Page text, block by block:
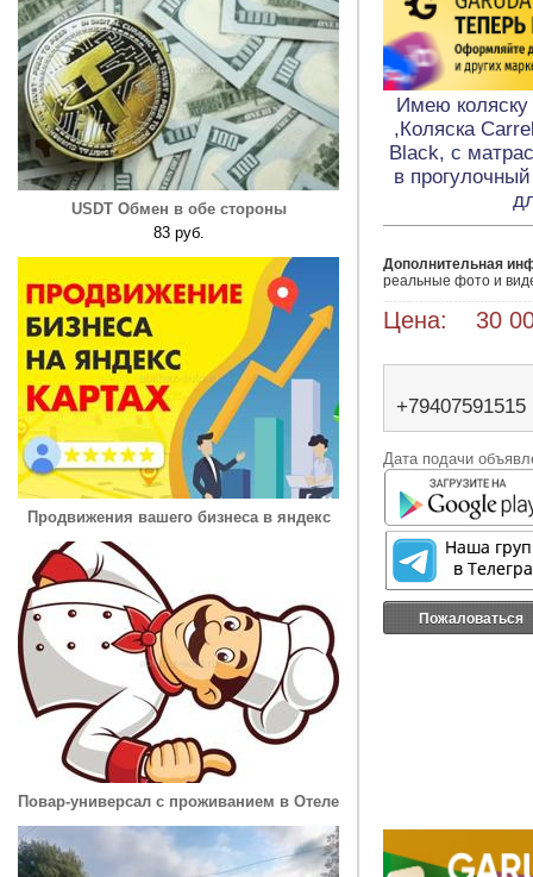
USDT Обмен в обе стороны
83 руб.
Продвижения вашего бизнеса в яндекс
Повар-универсал с проживанием в Отеле
Имею
,Коляска
Black, с
в
Дополнительная
реальные фото и
Цена: 30
+79407591515
Дата подачи
Пожаловаться